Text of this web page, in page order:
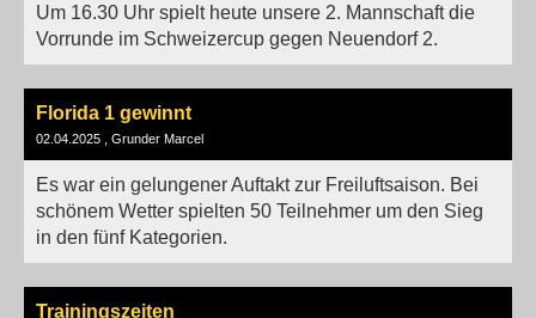
Um 16.30 Uhr spielt heute unsere 2. Mannschaft die
Vorrunde im Schweizercup gegen Neuendorf 2.
Florida 1 gewinnt
02.04.2025 , Grunder Marcel
Es war ein gelungener Auftakt zur Freiluftsaison. Bei
schönem Wetter spielten 50 Teilnehmer um den Sieg
in den fünf Kategorien.
Trainingszeiten